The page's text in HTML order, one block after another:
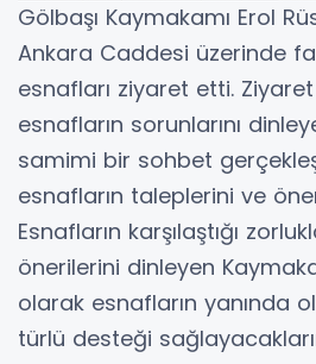
Gölbaşı Kaymakamı Erol
Ankara Caddesi üzerinde
esnafları ziyaret etti. Ziyaret
esnafların sorunlarını
samimi bir sohbet
esnafların taleplerini ve
Esnafların karşılaştığı
önerilerini dinleyen
olarak esnafların yanında
türlü desteği